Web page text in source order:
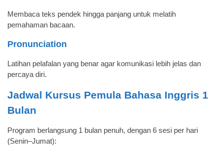
Membaca teks pendek hingga panjang untuk melatih
pemahaman bacaan.
Pronunciation
Latihan pelafalan yang benar agar komunikasi lebih jelas dan
percaya diri.
Jadwal Kursus Pemula Bahasa Inggris 1
Bulan
Program berlangsung 1 bulan penuh, dengan 6 sesi per hari
(Senin–Jumat):